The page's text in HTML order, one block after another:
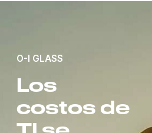
O-I GLASS
Los
costos de